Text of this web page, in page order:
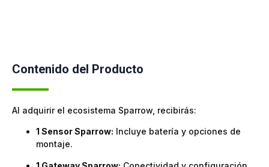
Contenido del Producto
Al adquirir el ecosistema Sparrow, recibirás:
1 Sensor Sparrow: Incluye batería y opciones de
montaje.